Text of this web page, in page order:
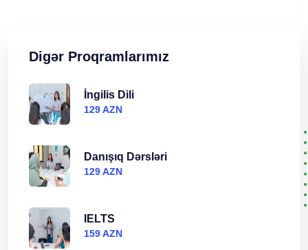
Digər Proqramlarımız
İngilis Dili
129 AZN
Danışıq Dərsləri
129 AZN
IELTS
159 AZN